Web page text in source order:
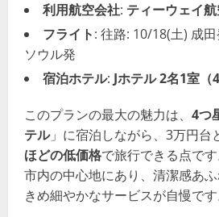
利用航空会社: ティーウェイ
フライト: 往路: 10/18(土) 成
ソウル発
宿泊ホテル: Jホテル 2名1室（
このプランの最大の魅力は、 4つ
テル」に宿泊しながら、3万円台
ほどの低価格で旅行できる点で
市内の中心地にあり、清潔感あふ
きめ細やかなサービスが自慢です